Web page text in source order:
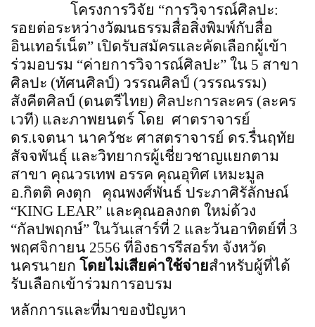
โครงการวิจัย “การวิจารณ์ศิลปะ:
รอยต่อระหว่างวัฒนธรรมสื่อสิ่งพิมพ์กับสื่อ
อินเทอร์เน็ต” เปิดรับสมัครและคัดเลือกผู้เข้า
ร่วมอบรม “ค่ายการวิจารณ์ศิลปะ” ใน 5 สาขา
ศิลปะ (ทัศนศิลป์) วรรณศิลป์ (วรรณรรม)
สังคีตศิลป์ (ดนตรีไทย) ศิลปะการละคร (ละคร
เวที) และภาพยนตร์ โดย ศาตราจารย์
ดร.เจตนา นาควัชะ ศาสตราจารย์ ดร.รื่นฤทัย
สัจจพันธุ์ และวิทยากรผู้เชี่ยวชาญแยกตาม
สาขา คุณวรเทพ อรรค คุณอุทิศ เหมะมูล
อ.กิตติ คงตุก
คุณพงศ์พันธ์ ประภาศิรัลักษณ์
“KING LEAR” และคุณอลงกต ใหม่ด้วง
“กัลปพฤกษ์” ในวันเสาร์ที่ 2 และวันอาทิตย์ที่ 3
พฤศจิกายน 2556 ที่อิงธารรีสอร์ท จังหวัด
นครนายกโดยไม่เสียค่าใช้จ่ายสำหรับผู้ที่ได้
รับเลือกเข้าร่วมการอบรม
หลักการและที่มาของปัญหา